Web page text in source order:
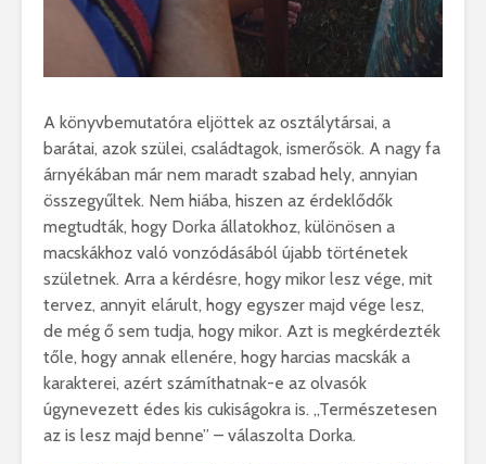
A könyvbemutatóra eljöttek az osztálytársai, a
barátai, azok szülei, családtagok, ismerősök. A nagy fa
árnyékában már nem maradt szabad hely, annyian
összegyűltek. Nem hiába, hiszen az érdeklődők
megtudták, hogy Dorka állatokhoz, különösen a
macskákhoz való vonzódásából újabb történetek
születnek. Arra a kérdésre, hogy mikor lesz vége, mit
tervez, annyit elárult, hogy egyszer majd vége lesz,
de még ő sem tudja, hogy mikor. Azt is megkérdezték
tőle, hogy annak ellenére, hogy harcias macskák a
karakterei, azért számíthatnak-e az olvasók
úgynevezett édes kis cukiságokra is. „Természetesen
az is lesz majd benne” – válaszolta Dorka.